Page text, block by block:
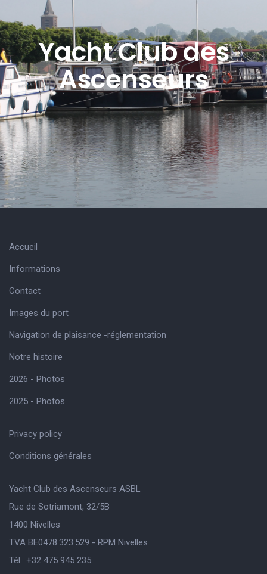
Yacht Club des
Ascenseurs
Accueil
Informations
Contact
Images du port
Navigation de plaisance -réglementation
Notre histoire
2026 - Photos
2025 - Photos
Privacy policy
Conditions générales
Yacht Club des Ascenseurs ASBL
Rue de Sotriamont, 32/5B
1400 Nivelles
TVA BE0478.323.529 - RPM Nivelles
Tél.: +32 475 945 235